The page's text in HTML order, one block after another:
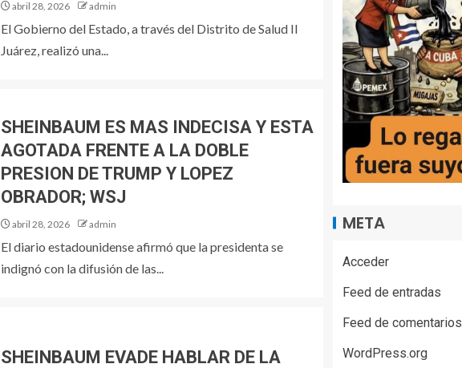
abril 28, 2026 admin
El Gobierno del Estado, a través del Distrito de Salud II
Juárez, realizó una...
SHEINBAUM ES MAS INDECISA Y ESTA
AGOTADA FRENTE A LA DOBLE
PRESION DE TRUMP Y LOPEZ
OBRADOR; WSJ
abril 28, 2026 admin
El diario estadounidense afirmó que la presidenta se
indignó con la difusión de las...
SHEINBAUM EVADE HABLAR DE LA
META
Acceder
Feed de entradas
Feed de comentarios
WordPress.org